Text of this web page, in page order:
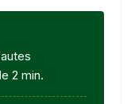
2 min.